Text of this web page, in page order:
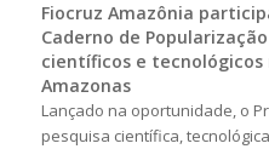
Fiocruz Amazônia
Caderno de
científicos e tecnológicos
Amazonas
Lançado na oportunidade, o
pesquisa científica,